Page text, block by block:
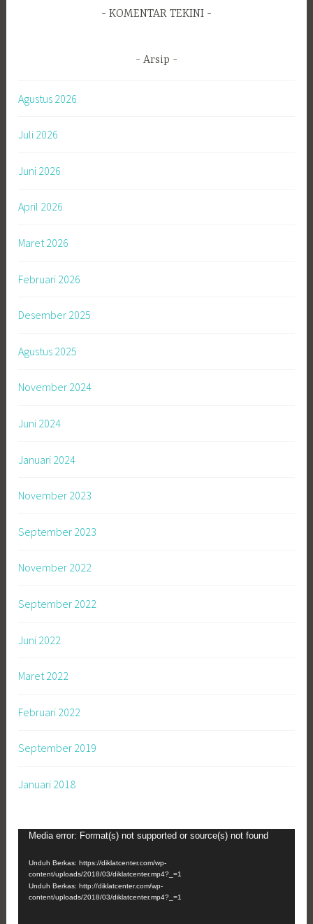
KOMENTAR TEKINI
Arsip
Agustus 2026
Juli 2026
Juni 2026
April 2026
Maret 2026
Februari 2026
Desember 2025
Agustus 2025
November 2024
Juni 2024
Januari 2024
November 2023
September 2023
November 2022
September 2022
Juni 2022
Maret 2022
Februari 2022
September 2019
Januari 2018
Pemutar
Media error: Format(s) not supported or source(s) not found
Unduh Berkas: https://diklatcenter.com/wp-
content/uploads/2018/03/diklatcenter.mp4?_=1
Unduh Berkas: http://diklatcenter.com/wp-
content/uploads/2018/03/diklatcenter.mp4?_=1